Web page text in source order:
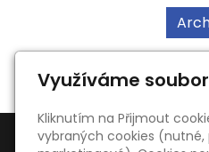
Využíváme
Kliknutím na Přijmout
vybraných cookies